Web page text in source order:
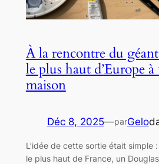
À la rencontre du
le plus haut d’Europe
maison
Déc 8, 2025—parGelo
L’idée de cette sortie était simple :
le plus haut de France, un